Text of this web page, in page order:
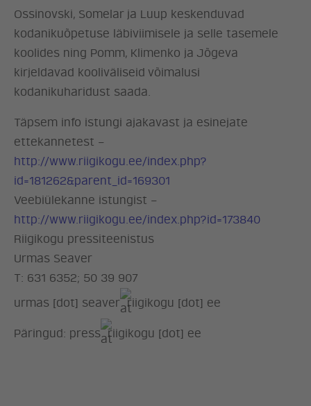
UUDISED
LÖÖ KAASA
KONTAKT
Ossinovski, Somelar ja Luup keskenduvad
kodanikuõpetuse läbiviimisele ja selle tasemele
koolides ning Pomm, Klimenko ja Jõgeva
kirjeldavad kooliväliseid võimalusi
kodanikuharidust saada.
Täpsem info istungi ajakavast ja esinejate
ettekannetest –
http://www.riigikogu.ee/index.php?
id=181262&parent_id=169301
Veebiülekanne istungist –
http://www.riigikogu.ee/index.php?id=173840
Riigikogu pressiteenistus
Urmas Seaver
T: 631 6352; 50 39 907
urmas [dot] seaver riigikogu [dot] ee
Päringud: press riigikogu [dot] ee